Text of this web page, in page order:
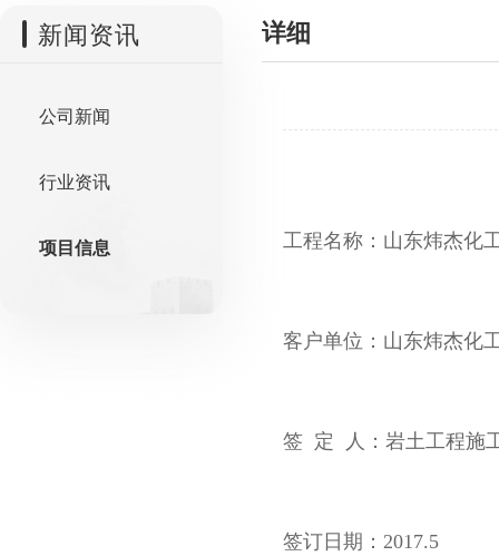
新闻资讯
公司新闻
行业资讯
项目信息
详细
工程名称：山东炜杰化
客户单位：山东炜杰化
签 定 人：岩土工程
签订日期：2017.5